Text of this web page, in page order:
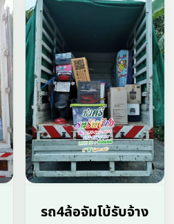
รถ4ล้อจัมโบ้รับจ้าง